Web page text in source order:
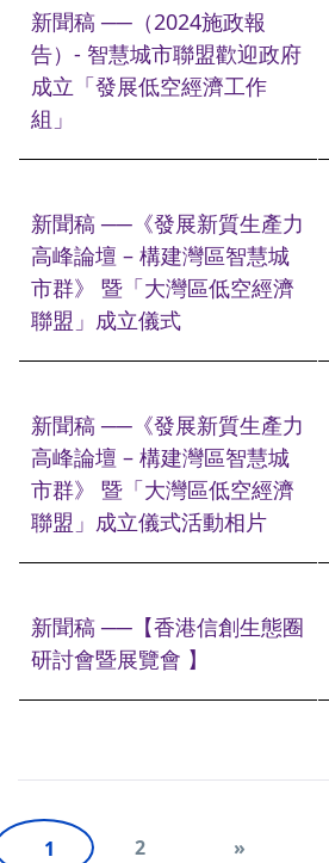
新聞稿 ──（2024施政報
告）- 智慧城市聯盟歡迎政府
成立「發展低空經濟工作
組」
新聞稿 ──《發展新質生產力
高峰論壇 – 構建灣區智慧城
市群》 暨「大灣區低空經濟
聯盟」成立儀式
新聞稿 ──《發展新質生產力
高峰論壇 – 構建灣區智慧城
市群》 暨「大灣區低空經濟
聯盟」成立儀式活動相片
新聞稿 ──【香港信創生態圈
研討會暨展覽會 】
1 2 »